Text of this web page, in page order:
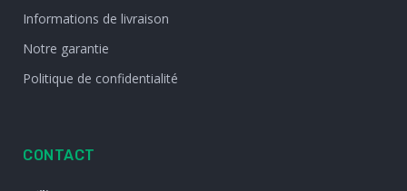
Informations de livraison
Notre garantie
Politique de confidentialité
CONTACT